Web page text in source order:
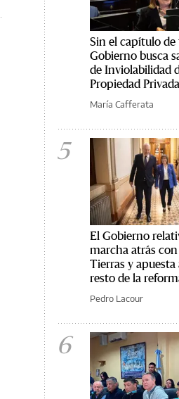
Sin el capítulo de
Gobierno busca
de Inviolabilidad
Propiedad Privada
María Cafferata
5
El Gobierno
marcha atrás
Tierras y apuesta
resto de la
Pedro Lacour
6